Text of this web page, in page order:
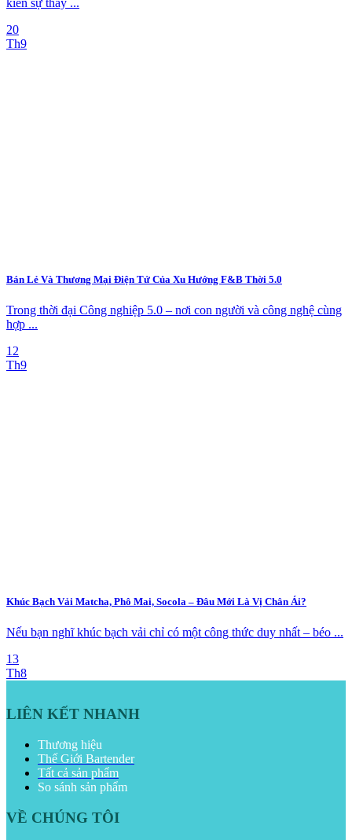
kiến sự thay ...
20
Th9
Bán Lẻ Và Thương Mại Điện Tử Của Xu Hướng F&B Thời 5.0
Trong thời đại Công nghiệp 5.0 – nơi con người và công nghệ cùng
hợp ...
12
Th9
Khúc Bạch Vải Matcha, Phô Mai, Socola – Đâu Mới Là Vị Chân Ái?
Nếu bạn nghĩ khúc bạch vải chỉ có một công thức duy nhất – béo ...
13
Th8
LIÊN KẾT NHANH
Thương hiệu
Thế Giới Bartender
Tất cả sản phẩm
So sánh sản phẩm
VỀ CHÚNG TÔI